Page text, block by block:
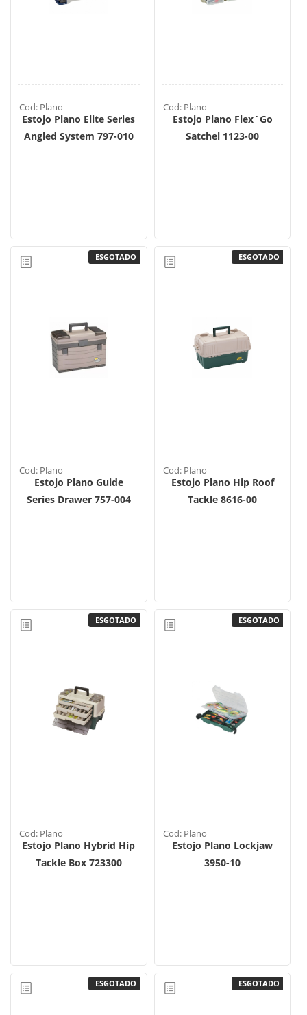
Cod: Plano
Estojo Plano Elite Series
Angled System 797-010
Cod: Plano
Estojo Plano Flex´go
Satchel 1123-00
ESGOTADO
Cod: Plano
Estojo Plano Guide
Series Drawer 757-004
ESGOTADO
Cod: Plano
Estojo Plano Hip Roof
Tackle 8616-00
ESGOTADO
Cod: Plano
Estojo Plano Hybrid Hip
Tackle Box 723300
ESGOTADO
Cod: Plano
Estojo Plano Lockjaw
3950-10
ESGOTADO ESGOTADO